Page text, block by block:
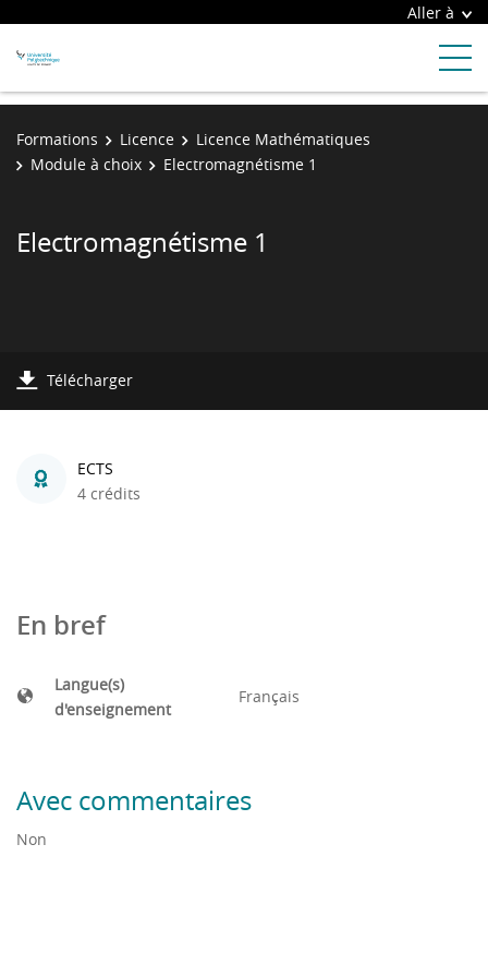
Aller à
Formations Licence
Licence Mathématiques
Module à choix
Electromagnétisme 1
Electromagnétisme 1
Télécharger
ECTS
4 crédits
En bref
Langue(s)
d'enseignement
Français
Avec commentaires
Non